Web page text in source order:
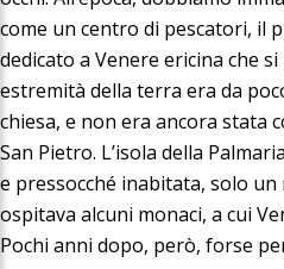
come un centro di pescatori, il
dedicato a Venere ericina che
estremità della terra era da
chiesa, e non era ancora stata
San Pietro. L’isola della
e pressocché inabitata, solo
ospitava alcuni monaci, a cui
Pochi anni dopo, però, forse